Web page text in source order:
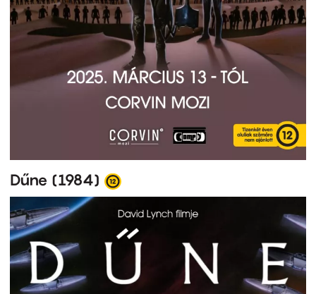
Dűne (1984)